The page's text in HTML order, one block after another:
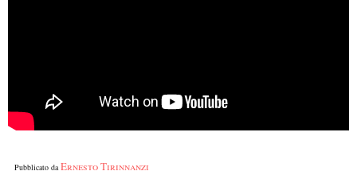
Pubblicato daErnesto Tirinnanzi